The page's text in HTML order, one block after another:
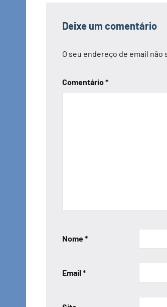
Deixe um comentário
O seu endereço de email não
Comentário*
Nome*
Email *